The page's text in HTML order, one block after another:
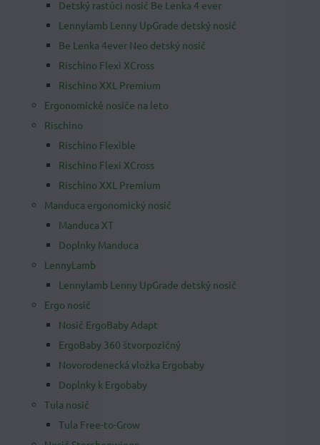
Detský rastúci nosič Be Lenka 4 ever
Lennylamb Lenny UpGrade detský nosič
Be Lenka 4ever Neo detský nosič
Rischino Flexi XCross
Rischino XXL Premium
Ergonomické nosiče na leto
Rischino
Rischino Flexible
Rischino Flexi XCross
Rischino XXL Premium
Manduca ergonomický nosič
Manduca XT
Doplnky Manduca
LennyLamb
Lennylamb Lenny UpGrade detský nosič
Ergo nosič
Nosič ErgoBaby Adapt
ErgoBaby 360 štvorpozičný
Novorodenecká vložka Ergobaby
Doplnky k Ergobaby
Tula nosič
Tula Free-to-Grow